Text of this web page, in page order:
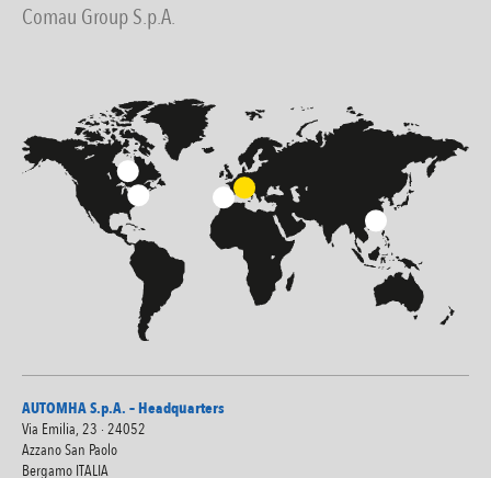
Comau Group S.p.A.
AUTOMHA S.p.A. – Headquarters
Via Emilia, 23 · 24052
Azzano San Paolo
Bergamo ITALIA